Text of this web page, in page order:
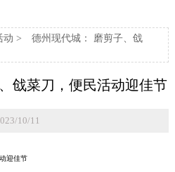
动 >
德州现代城： 磨剪子、戗
戗菜刀，便民活动迎佳节
10/11